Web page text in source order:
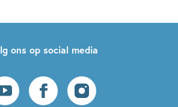
ons op social media